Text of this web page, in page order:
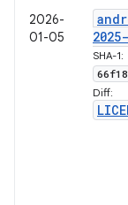
2026-
01-05
SHA-1:
Diff: